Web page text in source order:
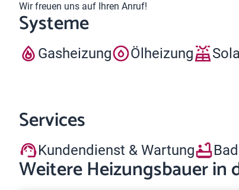
Wir freuen uns auf Ihren Anruf!
Systeme
Gasheizung Ölheizung
Services
Kundendienst & Wartung
Weitere Heizungsbauer in